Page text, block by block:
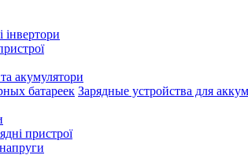
інвертори
акумулятори
Зарядные устройства для
пристрої